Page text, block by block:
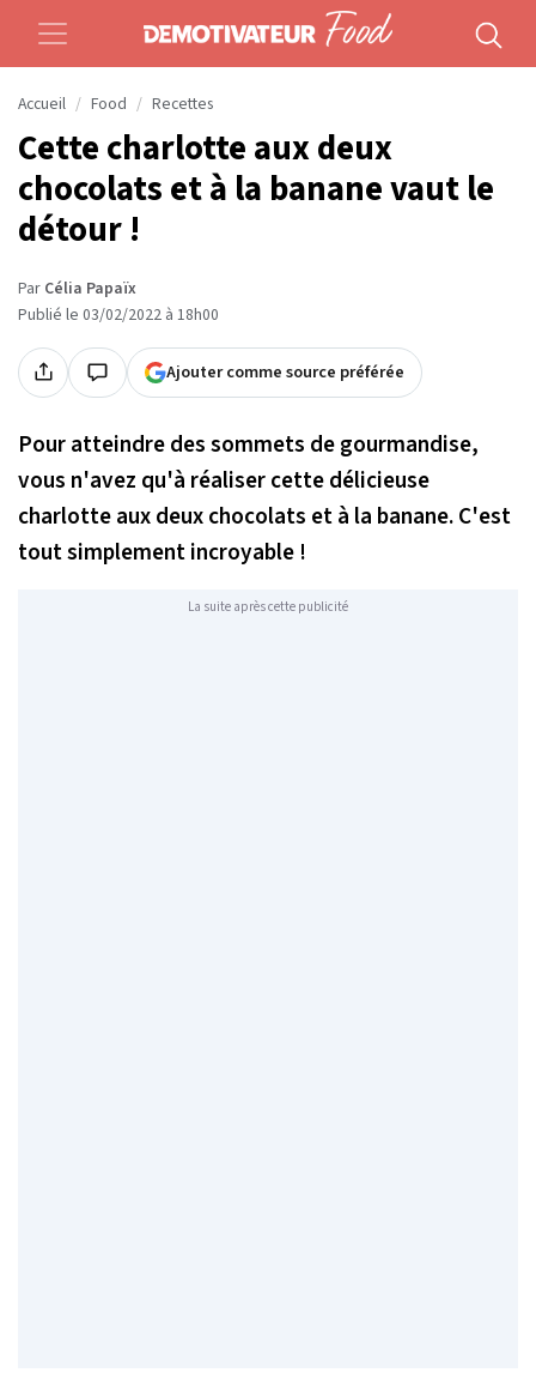
Accueil Food Recettes
Cette charlotte aux deux
chocolats et à la banane vaut le
détour !
Par Célia Papaïx
Publié le 03/02/2022 à 18h00
Ajouter comme source préférée
Pour atteindre des sommets de gourmandise,
vous n'avez qu'à réaliser cette délicieuse
charlotte aux deux chocolats et à la banane. C'est
tout simplement incroyable !
La suite après cette publicité